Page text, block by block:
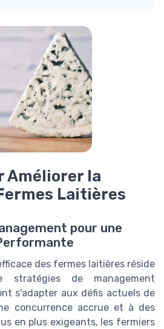
Améliorer la
Laitières
pour une
des fermes laitières réside
stratégies de management
s'adapter aux défis actuels de
concurrence accrue et à des
en plus exigeants, les fermiers